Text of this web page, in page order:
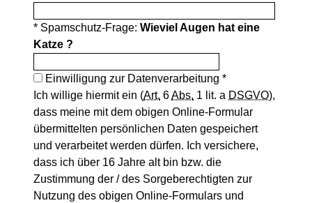
* Spamschutz-Frage: Wieviel Augen hat eine
Katze ?
Einwilligung zur Datenverarbeitung *
Ich willige hiermit ein (Art. 6Abs. 1 lit. a DSGVO),
dass meine mit dem obigen Online-Formular
übermittelten persönlichen Daten gespeichert
und verarbeitet werden dürfen. Ich versichere,
dass ich über 16 Jahre alt bin bzw. die
Zustimmung der / des Sorgeberechtigten zur
Nutzung des obigen Online-Formulars und